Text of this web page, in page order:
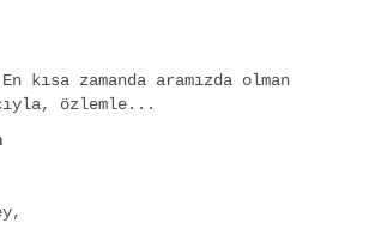
kısa zamanda aramızda olman
özlemle...